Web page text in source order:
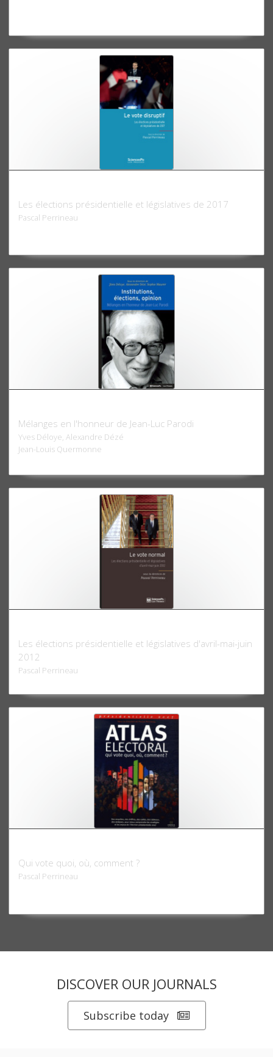
Les élections présidentielle et législatives de 2017
Pascal Perrineau
Mélanges en l'honneur de Jean-Luc Parodi
Yves Déloye, Alexandre Dézé
Jean-Louis Quermonne
Les élections présidentielle et législatives d'avril-mai-juin
2012
Pascal Perrineau
Qui vote quoi, où, comment ?
Pascal Perrineau
DISCOVER OUR JOURNALS
Subscribe today